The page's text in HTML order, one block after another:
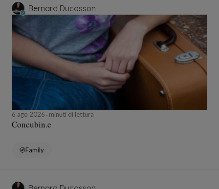
Bernard Ducosson
6 ago 2026 minuti di lettura
Concubin.e
Family